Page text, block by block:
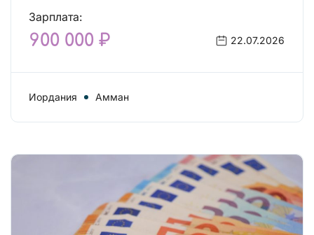
Зарплата:
900 000 ₽ 22.07.2026
Иордания Амман